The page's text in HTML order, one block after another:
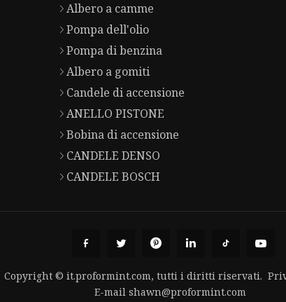
Albero a camme
Pompa dell'olio
Pompa di benzina
Albero a gomiti
Candele di accensione
ANELLO PISTONE
Bobina di accensione
CANDELE DENSO
CANDELE BOSCH
Copyright © it.proformint.com, tutti i diritti riservati.
E-mail shawn@proformint.com